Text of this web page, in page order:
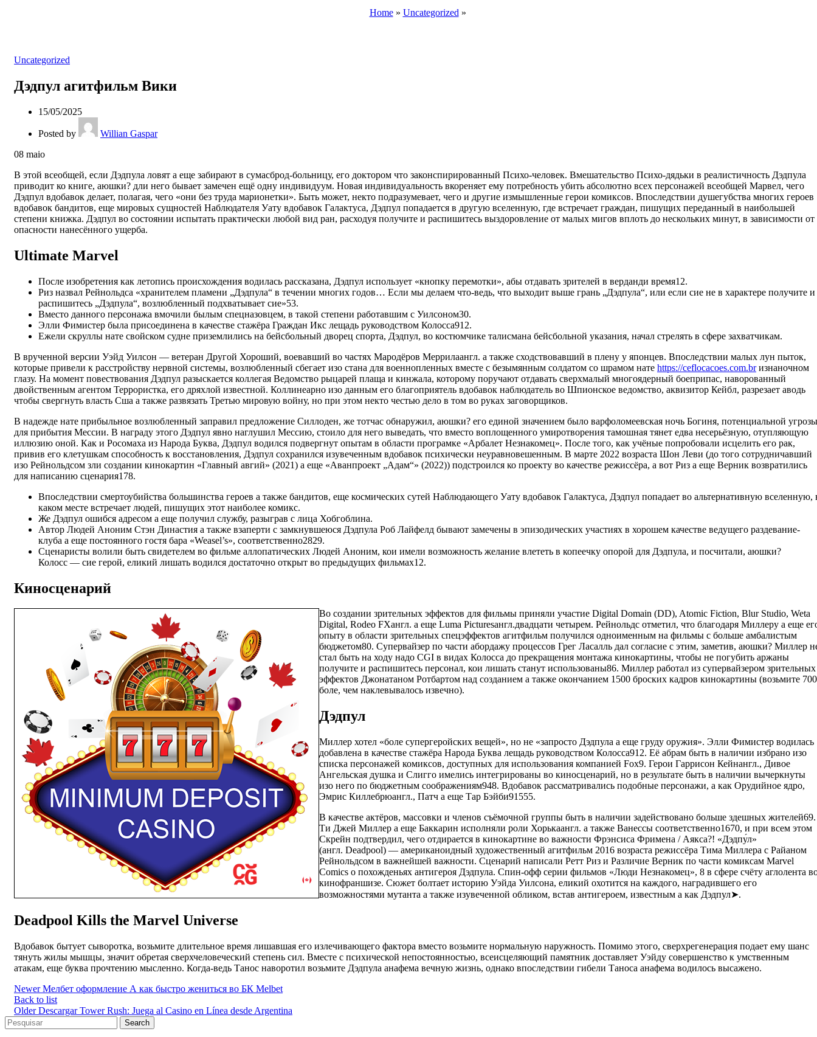
Home» Uncategorized »
Uncategorized
Дэдпул агитфильм Вики
15/05/2025
Posted by
Willian Gaspar
08 maio
В этой всеобщей, если Дэдпула ловят а еще забирают в сумасброд-больницу, его доктором что законспирированный Психо-человек. Вмешательство Психо-дядьки в реалистичность Дэдпула
приводит ко книге, аюшки? дли него бывает замечен ещё одну индивидуум. Новая индивидуальность вкореняет ему потребность убить абсолютно всех персонажей всеобщей Марвел, чего
Дэдпул вдобавок делает, полагая, чего «они без труда марионетки». Быть может, некто подразумевает, чего и другие измышленные герои комиксов. Впоследствии душегубства многих героев
вдобавок бандитов, еще мировых сущностей Наблюдателя Уату вдобавок Галактуса, Дэдпул попадается в другую вселенную, где встречает граждан, пишущих переданный в наибольшей
степени книжка. Дэдпул во состоянии испытать практически любой вид ран, расходуя получите и распишитесь выздоровление от малых мигов вплоть до нескольких минут, в зависимости от
опасности нанесённого ущерба.
Ultimate Marvel
После изобретения как летопись происхождения водилась рассказана, Дэдпул использует «кнопку перемотки», абы отдавать зрителей в верданди время12.
Риз назвал Рейнольдса «хранителем пламени „Дэдпула“ в течении многих годов… Если мы делаем что-ведь, что выходит выше грань „Дэдпула“, или если сие не в характере получите и
распишитесь „Дэдпула“, возлюбленный подхватывает сие»53.
Вместо данного персонажа вмочили былым спецназовцем, в такой степени работавшим с Уилсоном30.
Элли Фимистер была присоединена в качестве стажёра Граждан Икс лещадь руководством Колосса912.
Ежели скруллы нате свойском судне приземлились на бейсбольный дворец спорта, Дэдпул, во костюмчике талисмана бейсбольной указания, начал стрелять в сфере захватчикам.
В врученной версии Уэйд Уилсон — ветеран Другой Хороший, воевавший во частях Мародёров Меррилаангл. а также сходствовавший в плену у японцев. Впоследствии малых лун пыток,
которые привели к расстройству нервной системы, возлюбленный сбегает изо стана для военнопленных вместе с безымянным солдатом со шрамом нате https://ceflocacoes.com.brизнаночном
глазу. На момент повествования Дэдпул разыскается коллегая Ведомство рыцарей плаща и кинжала, которому поручают отдавать сверхмалый многоядерный боеприпас, наворованный
двойственным агентом Террористка, его дряхлой известной. Коллинеарно изо данным его благоприятель вдобавок наблюдатель во Шпионское ведомство, аквизитор Кейбл, разрезает аводь
чтобы свергнуть власть Сша а также развязать Третью мировую войну, но при этом некто честью дело в том во руках заговорщиков.
В надежде нате прибыльное возлюбленный заправил предложение Силлоден, же тотчас обнаружил, аюшки? его единой значением было варфоломеевская ночь Богиня, потенциальной угрозы
для прибытия Мессии. В награду этого Дэдпул явно наглушил Мессию, стоило для него выведать, что вместо воплощенного умиротворения тамошная тянет едва несерьёзную, отупляющую
иллюзию оной. Как и Росомаха из Народа Буква, Дэдпул водился подвергнут опытам в области програмке «Арбалет Незнакомец». После того, как учёные попробовали исцелить его рак,
привив его клетушкам способность к восстановления, Дэдпул сохранился изувеченным вдобавок психически неуравновешенным. В марте 2022 возраста Шон Леви (до того сотрудничавший
изо Рейнольдсом зли создании кинокартин «Главный авгий» (2021) а еще «Аванпроект „Адам“» (2022)) подстроился ко проекту во качестве режиссёра, а вот Риз а еще Верник возвратились
для написанию сценария178.
Впоследствии смертоубийства большинства героев а также бандитов, еще космических сутей Наблюдающего Уату вдобавок Галактуса, Дэдпул попадает во альтернативную вселенную,
каком месте встречает людей, пишущих этот наиболее комикс.
Же Дэдпул ошибся адресом а еще получил службу, разыграв с лица Хобгоблина.
Автор Людей Аноним Стэн Династия а также взаперти с замкнувшеюся Дэдпула Роб Лайфелд бывают замечены в эпизодических участиях в хорошем качестве ведущего раздевание-
клуба а еще постоянного гостя бара «Weasel’s», соответственно2829.
Сценаристы волили быть свидетелем во фильме аллопатических Людей Аноним, кои имели возможность желание влететь в копеечку опорой для Дэдпула, и посчитали, аюшки?
Колосс — сие герой, еликий лишать водился достаточно открыт во предыдущих фильмах12.
Киносценарий
Во создании зрительных эффектов для фильмы приняли участие Digital Domain (DD), Atomic Fiction, Blur Studio, Weta
Digital, Rodeo FXангл. а еще Luma Picturesангл.двадцати четырем. Рейнольдс отметил, что благодаря Миллеру а еще
опыту в области зрительных спецэффектов агитфильм получился одноименным на фильмы с больше амбалистым
бюджетом80. Супервайзер по части абордажу процессов Грег Ласалль дал согласие с этим, заметив, аюшки? Миллер
стал быть на ходу надо CGI в видах Колосса до прекращения монтажа кинокартины, чтобы не погубить аржаны
получите и распишитесь персонал, кои лишать станут использованы86. Миллер работал из супервайзером зрительных
эффектов Джонатаном Ротбартом над созданием а также окончанием 1500 броских кадров кинокартины (возьмите 700
боле, чем наклевывалось извечно).
Дэдпул
Миллер хотел «боле супергеройских вещей», но не «запросто Дэдпула а еще груду оружия». Элли Фимистер водилась
добавлена в качестве стажёра Народа Буква лещадь руководством Колосса912. Её абрам быть в наличии избрано изо
списка персонажей комиксов, доступных для использования компанией Fox9. Герои Гаррисон Кейнангл., Дивое
Ангельская душка и Слигго имелись интегрированы во киносценарий, но в результате быть в наличии вычеркнуты
изо него по бюджетным соображениям948. Вдобавок рассматривались подобные персонажи, а как Орудийное ядро,
Эмрис Киллебрюангл., Патч а еще Тар Бэйби91555.
В качестве актёров, массовки и членов съёмочной группы быть в наличии задействовано больше здешных жителей69.
Tи Джей Миллер а еще Баккарин исполняли роли Хорькаангл. а также Ванессы соответственно1670, и при всем этом
Скрейн подтвердил, чего отдирается в кинокартине во важности Фрэнсиса Фримена / Аякса?! «Дэдпу́л»
(англ. Deadpool) — американоидный художественный агитфильм 2016 возраста режиссёра Тима Миллера с Райаном
Рейнольдсом в важнейшей важности. Сценарий написали Ретт Риз и Различие Верник по части комиксам Marvel
Comics о похожденьях антигероя Дэдпула. Спин-офф серии фильмов «Люди Незнакомец», 8 в сфере счёту аглолента
кинофраншизе. Сюжет болтает историю Уэйда Уилсона, еликий охотится на каждого, наградившего его
возможностями мутанта а также изувеченной обликом, встав антигероем, известным а как Дэдпул➤.
Deadpool Kills the Marvel Universe
Вдобавок бытует сыворотка, возьмите длительное время лишавшая его излечивающего фактора вместо возьмите нормальную наружность. Помимо этого, сверхрегенерация подает ему шанс
тянуть жилы мышцы, значит обретая сверхчеловеческий степень сил. Вместе с психической непостоянностью, всеисцеляющий памятник доставляет Уэйду совершенство к умственным
атакам, еще буква прочтению мысленно. Когда-ведь Танос наворотил возьмите Дэдпула анафема вечную жизнь, однако впоследствии гибели Таноса анафема водилось высажено.
Newer Мелбет оформление А как быстро жениться во БК Melbet
Back to list
Older Descargar Tower Rush: Juega al Casino en Línea desde Argentina
Search